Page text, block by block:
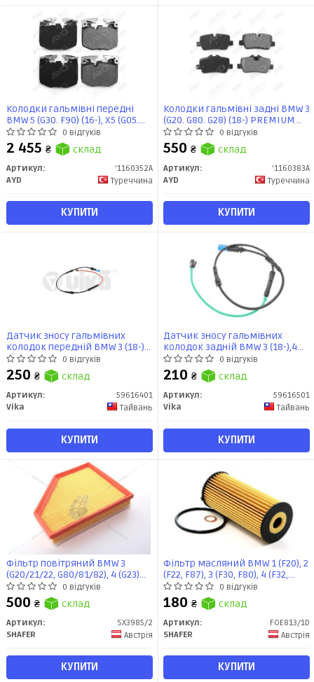
Колодки гальмівні передні
BMW 5 (G30. F90) (16-), X5 (G05.
F95) (18-) PREMIUM (1160352A)
AYD
0 відгуків
2 455 ₴ склад
Артикул:
'1160352A
AYD
Туреччина
КУПИТИ
Колодки гальмівні задні BMW 3
(G20. G80. G28) (18-) PREMIUM
(1160383A) AYD0 відгуків
550 ₴ склад
Артикул:
'1160383A
AYD
Туреччина
КУПИТИ
Датчик зносу гальмівних
колодок передній BMW 3 (18-)
(59616401) VIKA0 відгуків
250 ₴ склад
Артикул:
59616401
Vika
Тайвань
КУПИТИ
Датчик зносу гальмівних
колодок задній BMW 3 (18-),4
(18-) (59616501) VIKA
0 відгуків
210 ₴ склад
Артикул:
59616501
Vika
Тайвань
КУПИТИ
Фільтр повітряний BMW 3
(G20/21/22, G80/81/82), 4 (G23)
2.0D/2.0DH (18-), Toyota Supra
1.6/2.0/2.0H (18-), з
предфільтром (шт.) SX3985/2
0 відгуків
500 ₴ склад
Артикул:
SX3985/2
SHAFER
Австрія
КУПИТИ
Фільтр масляний BMW 1 (F20), 2
(F22, F87), 3 (F30, F80), 4 (F32,
F82), 5 (F10, F11, G30, F90), 1.5-3.0,
12- (FOE813/1D) SHAFER
0 відгуків
180 ₴ склад
Артикул:
FOE813/1D
SHAFER
Австрія
КУПИТИ